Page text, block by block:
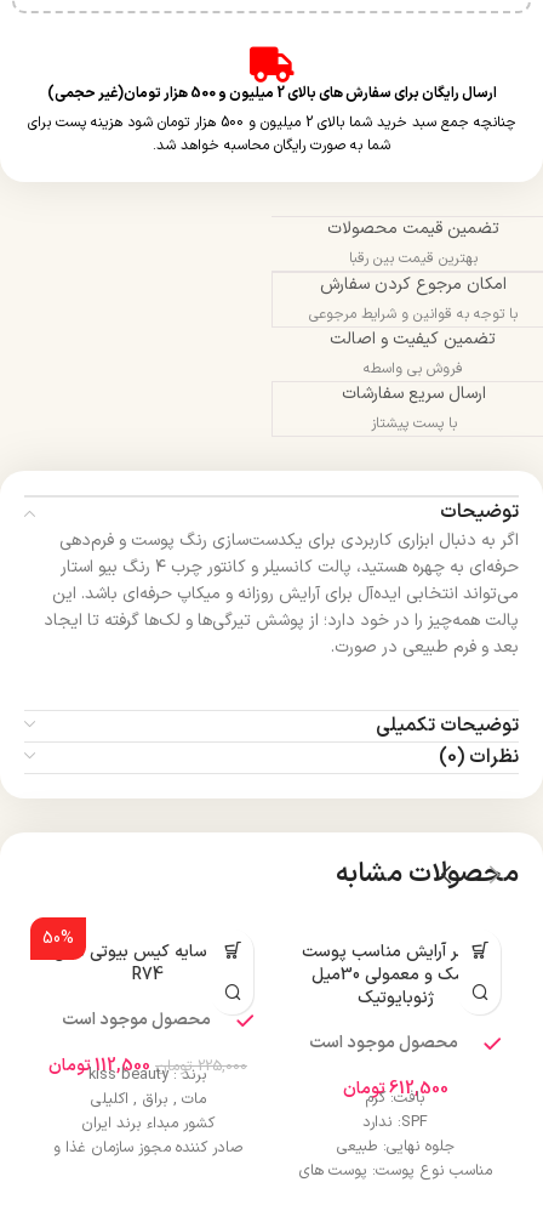
ارسال رایگان برای سفارش های بالای 2 میلیون و 500 هزار تومان(غیر حجمی)
چنانچه جمع سبد خرید شما بالای 2 میلیون و 500 هزار تومان شود هزینه پست برای
شما به صورت رایگان محاسبه خواهد شد.
تضمین قیمت محصولات
بهترین قیمت بین رقبا
امکان مرجوع کردن سفارش
با توجه به قوانین و شرایط مرجوعی
تضمین کیفیت و اصالت
فروش بی واسطه
ارسال سریع سفارشات
با پست پیشتاز
توضیحات
اگر به دنبال ابزاری کاربردی برای یکدست‌سازی رنگ پوست و فرم‌دهی
حرفه‌ای به چهره‌ هستید، پالت کانسیلر و کانتور چرب ۴ رنگ بیو استار
می‌تواند انتخابی ایده‌آل برای آرایش روزانه و میکاپ حرفه‌ای باشد. این
پالت همه‌چیز را در خود دارد؛ از پوشش تیرگی‌ها و لک‌ها گرفته تا ایجاد
بعد و فرم طبیعی در صورت.
توضیحات تکمیلی
نظرات (0)
محصولات مشابه
پرایمر آرایش مناسب پوست
خشک و معمولی 30میل
ژنوبایوتیک
محصول موجود است
612,500تومانبافت: کرم
SPF: ندارد
جلوه نهایی: طبیعی
مناسب نوع پوست: پوست های
50%
پالت سایه کیس بیوتی مدل
R74
محصول موجود است
225,000 تومان 112,500تومان
برند : kiss beauty
مات , براق , اکلیلی
کشور مبداء برند ایران
صادر کننده مجوز سازمان غذا و